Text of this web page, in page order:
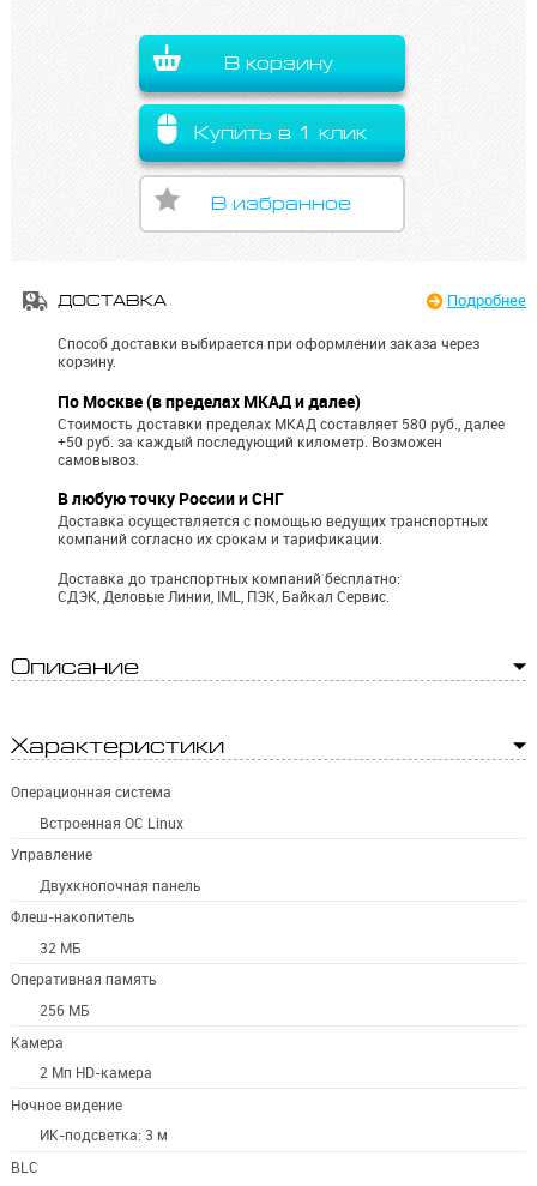
В корзину
Купить в 1 клик
В избранное
ДОСТАВКА Подробнее
Способ доставки выбирается при оформлении заказа через
корзину.
По Москве (в пределах МКАД и далее)
Стоимость доставки пределах МКАД составляет 580 руб., далее
+50 руб. за каждый последующий километр. Возможен
самовывоз.
В любую точку России и СНГ
Доставка осуществляется с помощью ведущих транспортных
компаний согласно их срокам и тарификации.
Доставка до транспортных компаний бесплатно:
СДЭК, Деловые Линии, IML, ПЭК, Байкал Сервис.
Описание
Характеристики
Операционная система
Встроенная ОС Linux
Управление
Двухкнопочная панель
Флеш-накопитель
32 МБ
Оперативная память
256 МБ
Камера
2 Мп HD-камера
Ночное видение
ИК-подсветка: 3 м
BLC